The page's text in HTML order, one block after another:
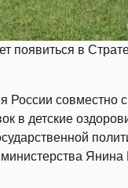
появиться в
России совместно
в детские
министерства Янина